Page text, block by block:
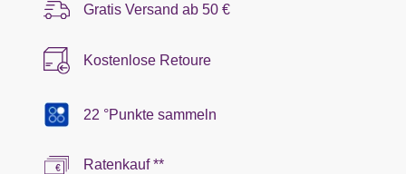
Gratis Versand ab 50 €
Kostenlose Retoure
22 °Punkte sammeln
Ratenkauf **